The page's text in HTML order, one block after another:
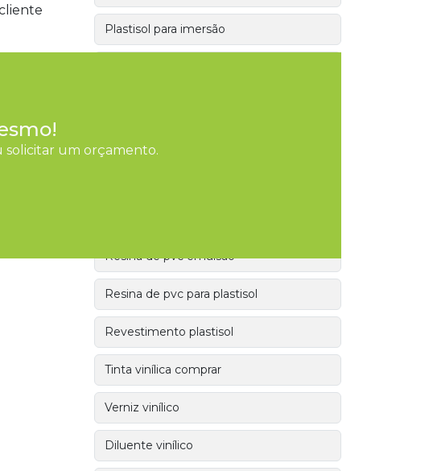
solicitar um orçamento.
Plastisol para imersão
Plastisol serigrafia
Resina de pvc emulsão
Resina de pvc para plastisol
Revestimento plastisol
Tinta vinílica comprar
Verniz vinílico
Diluente vinílico